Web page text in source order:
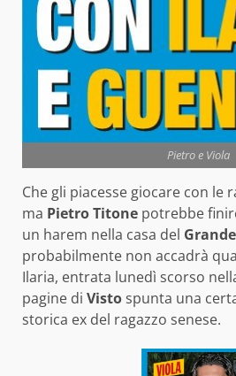
Pietro e Viola
Che gli piacesse giocare con le
ma Pietro Titone potrebbe
un harem nella casa del
probabilmente non accadrà
Ilaria, entrata lunedì scorso
pagine di Vistospunta una
storica ex del ragazzo senese.